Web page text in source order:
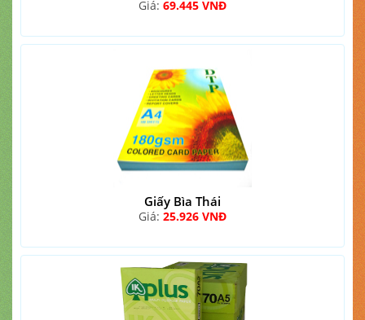
Giá: 69.445 VNĐ
Giấy Bìa Thái
Giá: 25.926 VNĐ